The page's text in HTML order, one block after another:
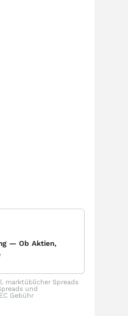
— Ob Aktien,
marktüblicher Spreads
und
Gebühr